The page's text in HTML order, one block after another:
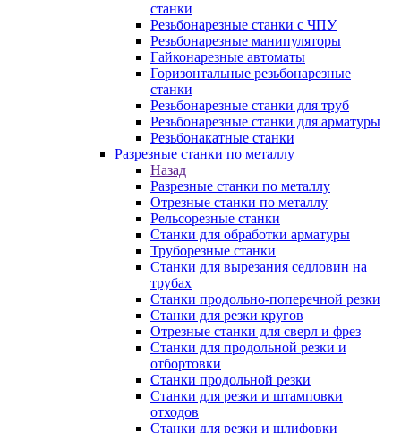
станки
Резьбонарезные станки с ЧПУ
Резьбонарезные манипуляторы
Гайконарезные автоматы
Горизонтальные резьбонарезные
станки
Резьбонарезные станки для труб
Резьбонарезные станки для арматуры
Резьбонакатные станки
Разрезные станки по металлу
Назад
Разрезные станки по металлу
Отрезные станки по металлу
Рельсорезные станки
Станки для обработки арматуры
Труборезные станки
Станки для вырезания седловин на
трубаx
Станки продольно-поперечной резки
Станки для резки кругов
Отрезные станки для сверл и фрез
Станки для продольной резки и
отбортовки
Станки продольной резки
Станки для резки и штамповки
отходов
Станки для резки и шлифовки